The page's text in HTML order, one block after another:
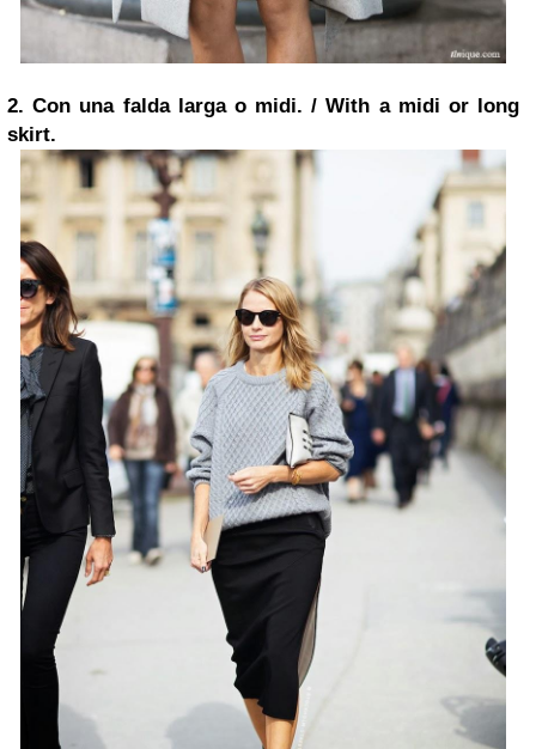
2. Con una falda larga o midi. / With a midi or long
skirt.